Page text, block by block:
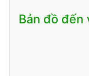
Bản đồ đến